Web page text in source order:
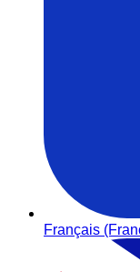
Français